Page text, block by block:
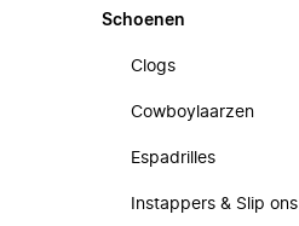
Schoenen
Clogs
Cowboylaarzen
Espadrilles
Instappers & Slip ons